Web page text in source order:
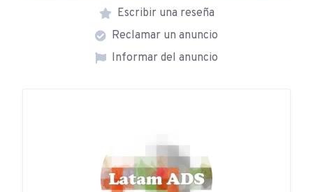
Escribir una reseña
Reclamar un anuncio
Informar del anuncio